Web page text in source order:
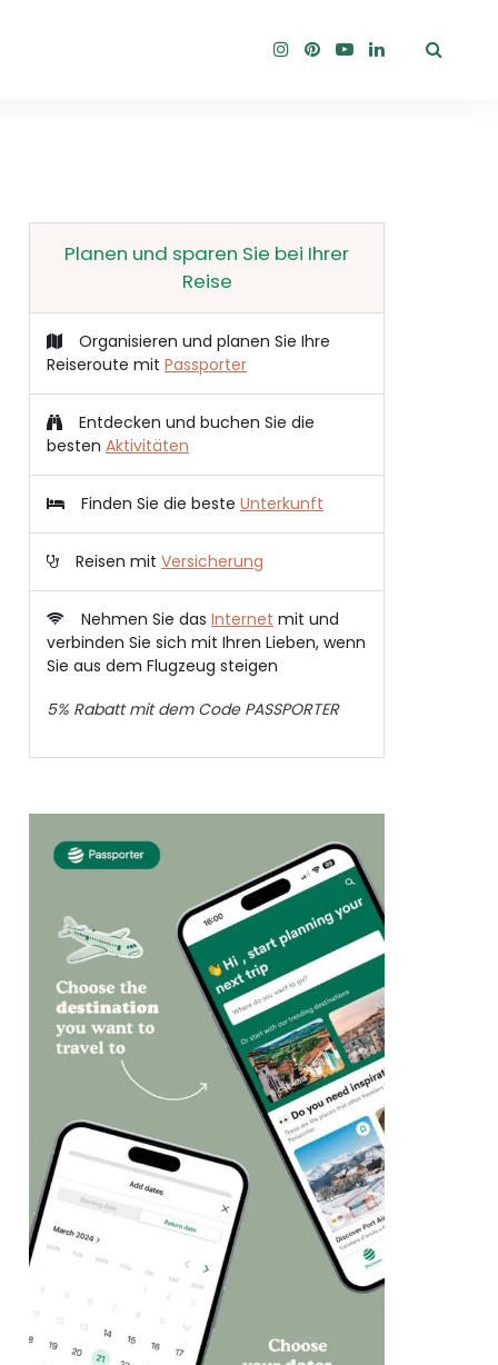
Planen und sparen Sie bei Ihrer
Reise
Organisieren und planen Sie Ihre
Reiseroute mit Passporter
Entdecken und buchen Sie die
besten Aktivitäten
Finden Sie die beste Unterkunft
Reisen mit Versicherung
Nehmen Sie das Internet mit und
verbinden Sie sich mit Ihren Lieben, wenn
Sie aus dem Flugzeug steigen
5% Rabatt mit dem Code PASSPORTER